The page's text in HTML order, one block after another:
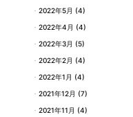
2022年5月 (4)
2022年4月 (4)
2022年3月 (5)
2022年2月 (4)
2022年1月 (4)
2021年12月 (7)
2021年11月 (4)